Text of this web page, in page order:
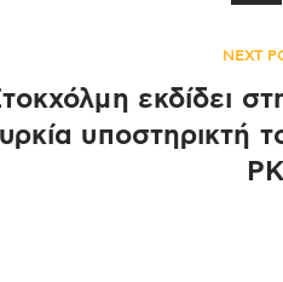
NEXT
εκδίδει
υποστηρικτή